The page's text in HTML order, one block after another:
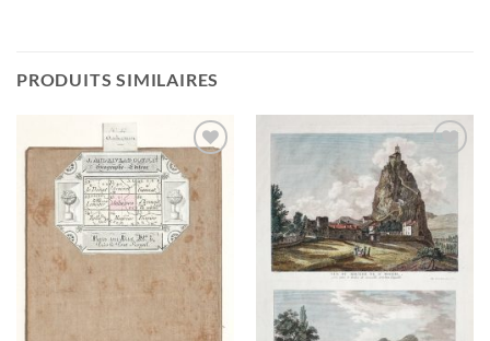
PRODUITS SIMILAIRES
Ajouter
à la
wishlist
Ajouter
à la
wishlist